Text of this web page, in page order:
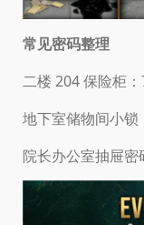
常见密码整理
二楼 204 保险柜
地下室储物间小锁
院长办公室抽屉密